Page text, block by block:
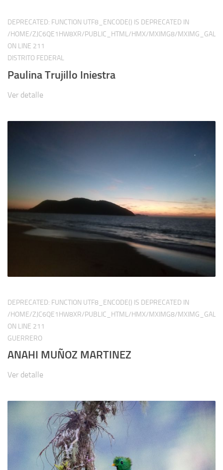
DEPRECATED: FUNCTION UTF8_ENCODE() IS DEPRECATED IN
/HOME/ZJC6QE1HW8XR/PUBLIC_HTML/HMX/MXIMG8/
ON LINE 211
DISTRITO FEDERAL
Paulina Trujillo Iniestra
Ver detalle
DEPRECATED: FUNCTION UTF8_ENCODE() IS DEPRECATED IN
/HOME/ZJC6QE1HW8XR/PUBLIC_HTML/HMX/MXIMG8/
ON LINE 211
GUERRERO
ANAHI MUÑOZ MARTINEZ
Ver detalle